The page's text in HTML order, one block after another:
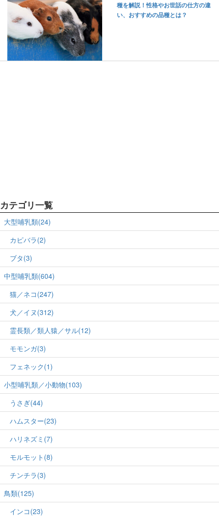
種を解説！性格やお世話の仕方の違
い、おすすめの品種とは？
カテゴリ一覧
大型哺乳類(24)
カピバラ(2)
ブタ(3)
中型哺乳類(604)
猫／ネコ(247)
犬／イヌ(312)
霊長類／類人猿／サル(12)
モモンガ(3)
フェネック(1)
小型哺乳類／小動物(103)
うさぎ(44)
ハムスター(23)
ハリネズミ(7)
モルモット(8)
チンチラ(3)
鳥類(125)
インコ(23)